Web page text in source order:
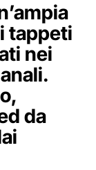
tappeti
nei
da